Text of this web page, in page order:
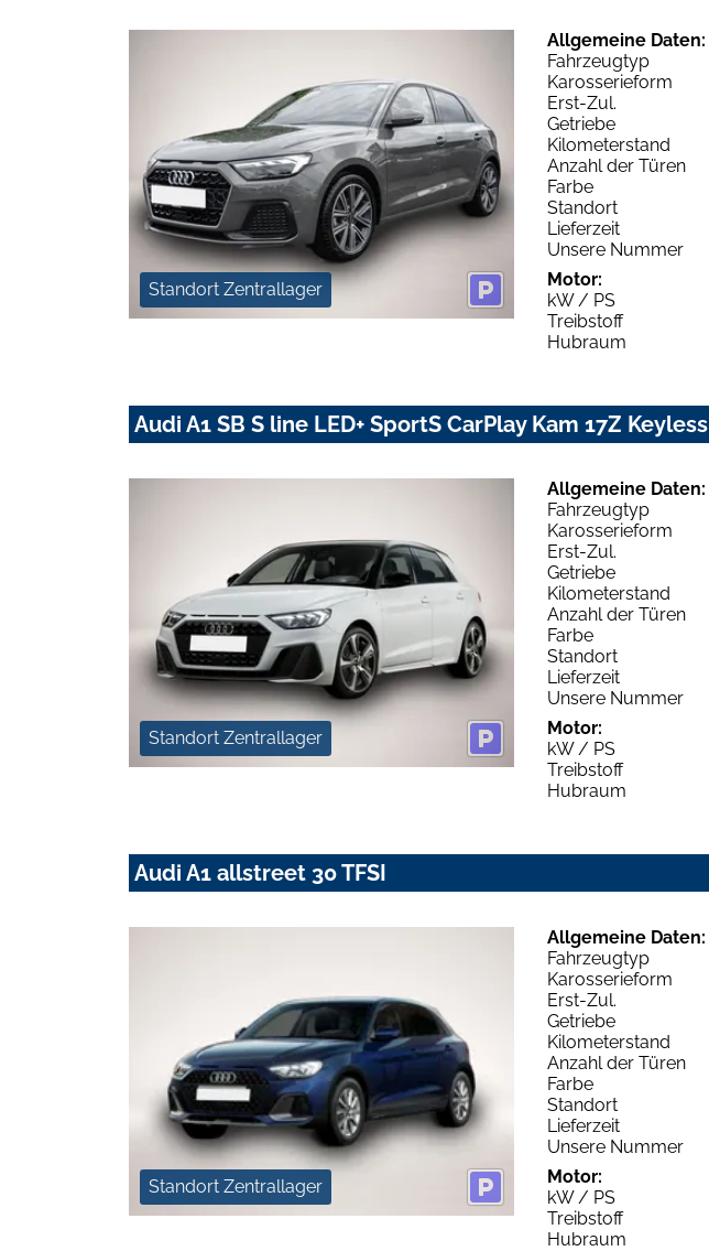
Standort Zentrallager
Allgemeine Daten:
Fahrzeugtyp
Karosserieform
Erst-Zul.
Getriebe
Kilometerstand
Anzahl der Türen
Farbe
Standort
Lieferzeit
Unsere Nummer
Motor:
kW / PS
Treibstoff
Hubraum
Audi A1 SB S line LED+ SportS CarPlay Kam 17Z Keyless
Standort Zentrallager
Allgemeine Daten:
Fahrzeugtyp
Karosserieform
Erst-Zul.
Getriebe
Kilometerstand
Anzahl der Türen
Farbe
Standort
Lieferzeit
Unsere Nummer
Motor:
kW / PS
Treibstoff
Hubraum
Audi A1 allstreet 30 TFSI
Standort Zentrallager
Allgemeine Daten:
Fahrzeugtyp
Karosserieform
Erst-Zul.
Getriebe
Kilometerstand
Anzahl der Türen
Farbe
Standort
Lieferzeit
Unsere Nummer
Motor:
kW / PS
Treibstoff
Hubraum